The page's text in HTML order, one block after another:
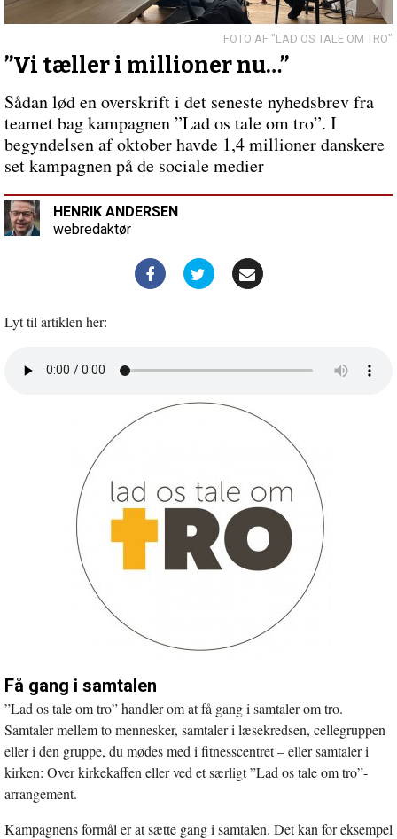
til
mit
hjerte
Forrige
indlæg:
Ro
hjertet
vejen
til
kristen
iransk
kurder
"LAD OS TALE OM TRO"
”Vi tæller i millioner nu…”
Sådan lød en overskrift i det seneste nyhedsbrev fra
teamet bag kampagnen ”Lad os tale om tro”. I
begyndelsen af oktober havde 1,4 millioner danskere
set kampagnen på de sociale medier
HENRIK ANDERSEN
webredaktør
Lyt til artiklen her:
Få gang i samtalen
”Lad os tale om tro” handler om at få gang i samtaler om tro.
Samtaler mellem to mennesker, samtaler i læsekredsen, cellegruppen
eller i den gruppe, du mødes med i fitnesscentret – eller samtaler i
kirken: Over kirkekaffen eller ved et særligt ”Lad os tale om tro”-
arrangement.
Kampagnens formål er at sætte gang i samtalen. Det kan for eksempel